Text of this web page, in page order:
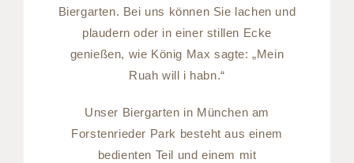
Biergarten. Bei uns können Sie lachen und
plaudern oder in einer stillen Ecke
genießen, wie König Max sagte: „Mein
Ruah will i habn.“
Unser Biergarten in München am
Forstenrieder Park besteht aus einem
bedienten Teil und einem mit